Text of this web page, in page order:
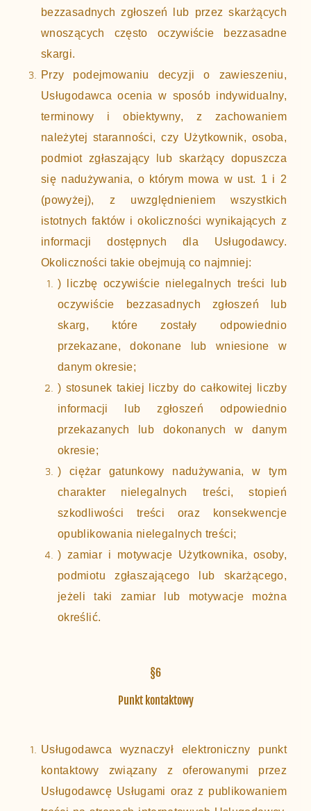
bezzasadnych zgłoszeń lub przez skarżących
wnoszących często oczywiście bezzasadne
skargi.
Przy podejmowaniu decyzji o zawieszeniu,
Usługodawca ocenia w sposób indywidualny,
terminowy i obiektywny, z zachowaniem
należytej staranności, czy Użytkownik, osoba,
podmiot zgłaszający lub skarżący dopuszcza
się nadużywania, o którym mowa w ust. 1 i 2
(powyżej), z uwzględnieniem wszystkich
istotnych faktów i okoliczności wynikających z
informacji dostępnych dla Usługodawcy.
Okoliczności takie obejmują co najmniej:
) liczbę oczywiście nielegalnych treści lub
oczywiście bezzasadnych zgłoszeń lub
skarg, które zostały odpowiednio
przekazane, dokonane lub wniesione w
danym okresie;
) stosunek takiej liczby do całkowitej liczby
informacji lub zgłoszeń odpowiednio
przekazanych lub dokonanych w danym
okresie;
) ciężar gatunkowy nadużywania, w tym
charakter nielegalnych treści, stopień
szkodliwości treści oraz konsekwencje
opublikowania nielegalnych treści;
) zamiar i motywacje Użytkownika, osoby,
podmiotu zgłaszającego lub skarżącego,
jeżeli taki zamiar lub motywacje można
określić.
§6
Punkt kontaktowy
Usługodawca wyznaczył elektroniczny punkt
kontaktowy związany z oferowanymi przez
Usługodawcę Usługami oraz z publikowaniem